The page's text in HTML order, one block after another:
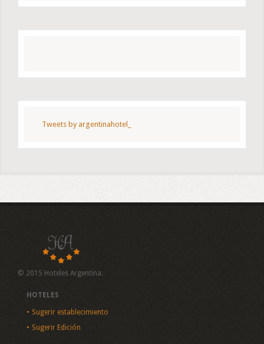
Tweets by argentinahotel_
© 2015 Hoteles Argentina.
HOTELES
Sugerir establecimiento
Sugerir Edición